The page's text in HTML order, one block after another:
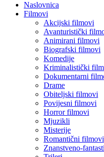
Naslovnica
Filmovi
Akcijski filmovi
Avanturistički
Animirani filmovi
Biografski filmovi
Komedije
Kriminalistički
Dokumentarni
Drame
Obiteljski filmovi
Povijesni filmovi
Horror filmovi
Mjuzikli
Misterije
Romantični filmovi
Znanstveno-